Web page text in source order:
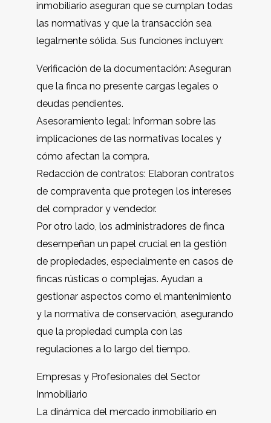
inmobiliario aseguran que se cumplan todas
las normativas y que la transacción sea
legalmente sólida. Sus funciones incluyen:
Verificación de la documentación: Aseguran
que la finca no presente cargas legales o
deudas pendientes.
Asesoramiento legal: Informan sobre las
implicaciones de las normativas locales y
cómo afectan la compra.
Redacción de contratos: Elaboran contratos
de compraventa que protegen los intereses
del comprador y vendedor.
Por otro lado, los administradores de finca
desempeñan un papel crucial en la gestión
de propiedades, especialmente en casos de
fincas rústicas o complejas. Ayudan a
gestionar aspectos como el mantenimiento
y la normativa de conservación, asegurando
que la propiedad cumpla con las
regulaciones a lo largo del tiempo.
Empresas y Profesionales del Sector
Inmobiliario
La dinámica del mercado inmobiliario en